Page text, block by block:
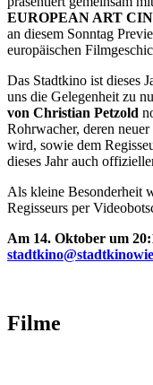
EUROPEAN ART
an diesem Sonntag
europäischen
Das Stadtkino ist dieses
uns die Gelegenheit zu
von Christian Petzold
Rohrwacher, deren
wird, sowie dem
dieses Jahr auch
Als kleine Besonderheit
Regisseurs per
Am 14. Oktober um
Filme